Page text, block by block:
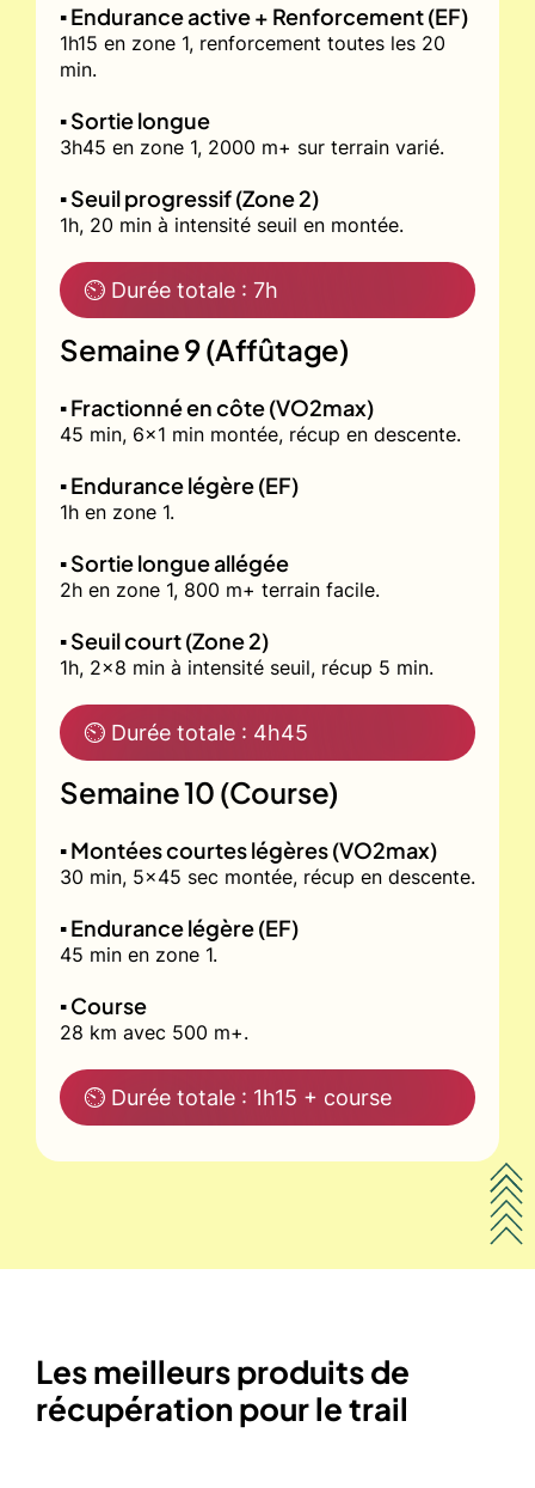
▪️ Endurance active + Renforcement (EF)
1h15 en zone 1, renforcement toutes les 20
min.
▪️ Sortie longue
3h45 en zone 1, 2000 m+ sur terrain varié.
▪️ Seuil progressif (Zone 2)
1h, 20 min à intensité seuil en montée.
⏲ Durée totale : 7h
Semaine 9 (Affûtage)
▪️ Fractionné en côte (VO2max)
45 min, 6x1 min montée, récup en descente.
▪️ Endurance légère (EF)
1h en zone 1.
▪️ Sortie longue allégée
2h en zone 1, 800 m+ terrain facile.
▪️ Seuil court (Zone 2)
1h, 2x8 min à intensité seuil, récup 5 min.
⏲ Durée totale : 4h45
Semaine 10 (Course)
▪️ Montées courtes légères (VO2max)
30 min, 5x45 sec montée, récup en descente.
▪️ Endurance légère (EF)
45 min en zone 1.
▪️ Course
28 km avec 500 m+.
⏲ Durée totale : 1h15 + course
Les meilleurs produits de
récupération pour le trail